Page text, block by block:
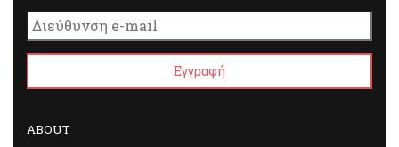
ABOUT